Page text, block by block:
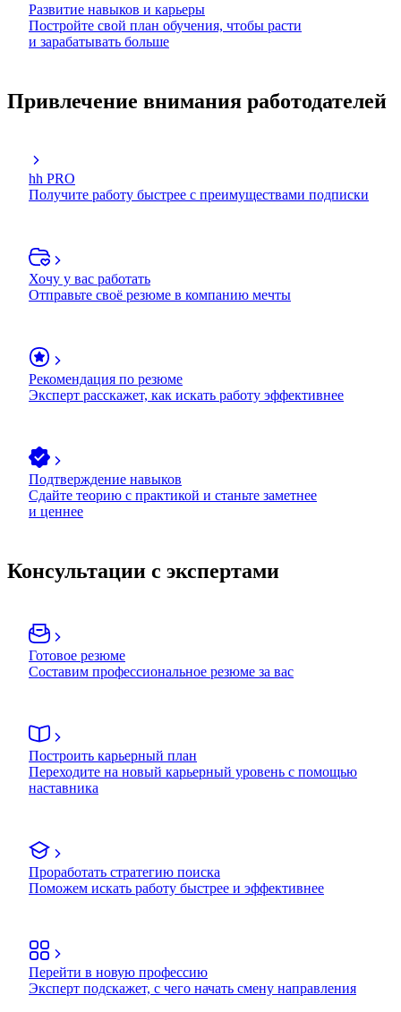
Развитие навыков и карьеры
Постройте свой план обучения, чтобы расти
и зарабатывать больше
Привлечение внимания работодателей
hh PRO
Получите работу быстрее с преимуществами подписки
Хочу у вас работать
Отправьте своё резюме в компанию мечты
Рекомендация по резюме
Эксперт расскажет, как искать работу эффективнее
Подтверждение навыков
Сдайте теорию с практикой и станьте заметнее
и ценнее
Консультации с экспертами
Готовое резюме
Составим профессиональное резюме за вас
Построить карьерный план
Переходите на новый карьерный уровень с помощью
наставника
Проработать стратегию поиска
Поможем искать работу быстрее и эффективнее
Перейти в новую профессию
Эксперт подскажет, с чего начать смену направления